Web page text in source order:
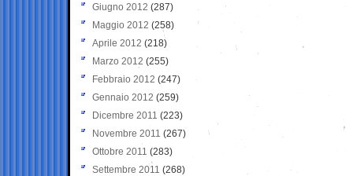
Giugno 2012 (287)
Maggio 2012 (258)
Aprile 2012 (218)
Marzo 2012 (255)
Febbraio 2012 (247)
Gennaio 2012 (259)
Dicembre 2011 (223)
Novembre 2011 (267)
Ottobre 2011 (283)
Settembre 2011 (268)